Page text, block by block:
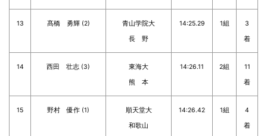
13 髙橋 勇輝 (2)
青山学院大
長 野
14:25.29 1組
3
着
14 西田 壮志 (3)
東海大
熊 本
14:26.11 2組
11
着
15 野村 優作 (1)
順天堂大
和歌山
14:26.42 1組
4
着